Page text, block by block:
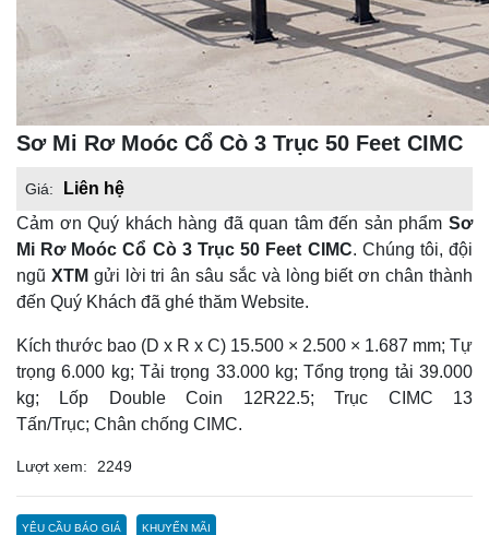
Sơ Mi Rơ Moóc Cổ Cò 3 Trục 50 Feet CIMC
Giá:
Liên hệ
Cảm ơn Quý khách hàng đã quan tâm đến sản phẩm Sơ
Mi Rơ Moóc Cổ Cò 3 Trục 50 Feet CIMC. Chúng tôi, đội
ngũ XTM gửi lời tri ân sâu sắc và lòng biết ơn chân thành
đến Quý Khách đã ghé thăm Website.
Kích thước bao (D x R x C) 15.500 × 2.500 × 1.687 mm; Tự
trọng 6.000 kg; Tải trọng 33.000 kg; Tổng trọng tải 39.000
kg; Lốp Double Coin 12R22.5; Trục CIMC 13
Tấn/Trục; Chân chống CIMC.
Lượt xem: 2249
YÊU CẦU BÁO GIÁ KHUYẾN MÃI